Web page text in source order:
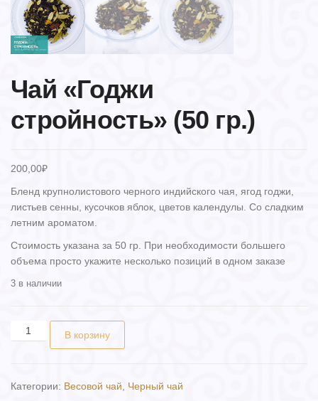
Чай «Годжи
стройность» (50 гр.)
200,00₽
Бленд крупнолистового черного индийского чая, ягод годжи,
листьев сенны, кусочков яблок, цветов календулы. Со сладким
летним ароматом.
Стоимость указана за 50 гр. При необходимости большего
объема просто укажите несколько позиций в одном заказе
3 в наличии
Количество товара Чай "Годжи стройность" (50 гр.)
В корзину
Категории: Весовой чай Черный чай